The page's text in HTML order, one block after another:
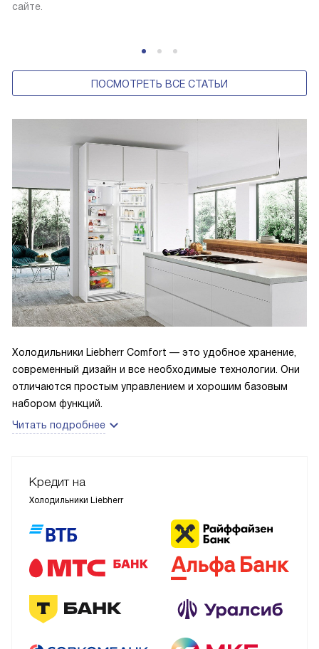
сайте.
ПОСМОТРЕТЬ ВСЕ СТАТЬИ
Холодильники Liebherr Comfort — это удобное хранение,
современный дизайн и все необходимые технологии. Они
отличаются простым управлением и хорошим базовым
набором функций.
Читать подробнее
Кредит на
Холодильники Liebherr